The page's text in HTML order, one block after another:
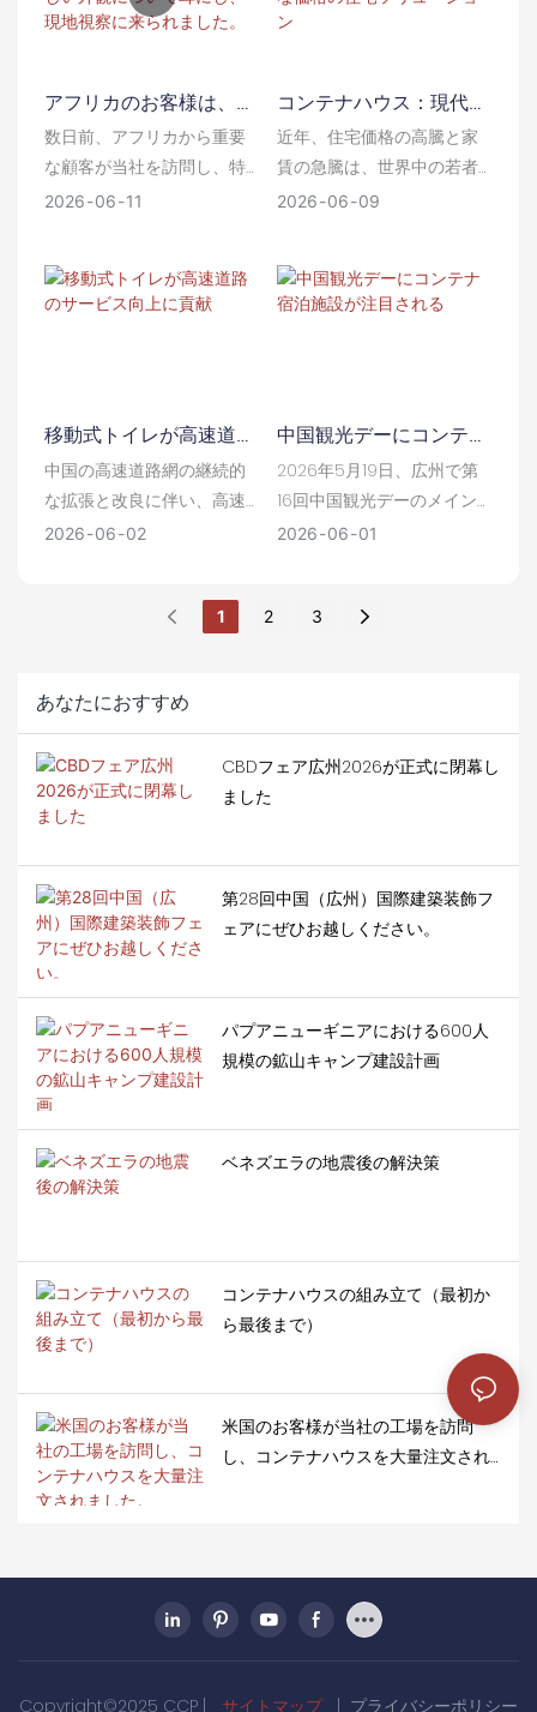
て、信頼できる仮設住宅の
熱性や耐震性に欠け、寒冷
な高原地帯や頻繁な余震に
は適していませんが、プレ
ハブコンテナハウスはより
アフリカのお客様は、当
社のアップルキャビンの
美しい外観について耳に
し、現地視察に来られま
数日前、アフリカから重要
な顧客が当社を訪問し、特
注のリンゴ小屋の購入を希
かつ効率的に進み、今後の
国境を越えた協力関係の確
2026 06 11
コンテナハウス：現代生
活の不安を和らげる、手
頃な価格の住宅ソリュー
ション
近年、住宅価格の高騰と家
賃の急騰は、世界中の若者
にとって大きな負担となっ
賃の支払いや長期の住宅ロ
ーン返済は避けられない生
中、新たな住まいの選択肢
として、プレハブ式のコン
テナハウスが世界的に静か
に人気を集めている。
2026 06 09
移動式トイレが高速道路
のサービス向上に貢献
中国の高速道路網の継続的
な拡張と改良に伴い、高速
道路のカバー範囲はさらに
の急増は、旅行支援サービ
要求を一層高めている。従
来の固定式トイレは、建設
期間が長く柔軟性に欠ける
ため、高速道路の急速な発
展やピーク時の乗客数の増
加に対応できません。一
方、移動式トイレは、設置
が迅速で使いやすく、適応
性が高いといった優れた利
点があります。高速道路を
の日常的なトイレニーズや
緊急時のトイレニーズに迅
速に対応できます。
2026 06 02
中国観光デーにコンテナ
宿泊施設が注目される
2026年5月19日、広州で第
16回中国観光デーのメイン
イベントが開催された。コ
光のための国家重点支援カ
た。従来の民泊施設は、承
認期間が長かったり、土地
った問題を抱えています
が、コンテナハウスは迅速
かつ柔軟な設置が可能で
標準的なコンテナハウス
は、4人の作業員で2～3日以
入居可能となるため、投資
回収期間を大幅に短縮でき
2026 06 01
1 2 3
あなたにおすすめ
CBDフェア広州2026が正式に閉幕し
ました
第28回中国（広州）国際建築装飾フ
ェアにぜひお越しください。
パプアニューギニアにおける600人
規模の鉱山キャンプ建設計画
ベネズエラの地震後の解決策
コンテナハウスの組み立て（最初か
ら最後まで）
米国のお客様が当社の工場を訪問
し、コンテナハウスを大量注文され
Copyright©2025 CCP | サイトマップ プライバシーポリシー